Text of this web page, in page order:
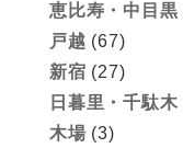
恵比寿・中目黒
戸越 (67)
新宿 (27)
日暮里・千駄木
木場 (3)